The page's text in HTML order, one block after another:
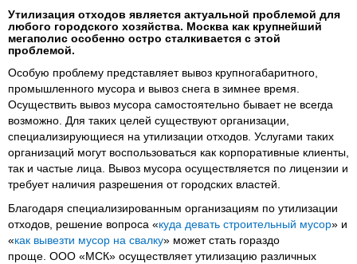
Утилизация отходов является актуальной проблемой для
любого городского хозяйства. Москва как крупнейший
мегаполис особенно остро сталкивается с этой
проблемой.
Особую проблему представляет вывоз крупногабаритного,
промышленного мусора и вывоз снега в зимнее время.
Осуществить вывоз мусора самостоятельно бывает не всегда
возможно. Для таких целей существуют организации,
специализирующиеся на утилизации отходов. Услугами таких
организаций могут воспользоваться как корпоративные клиенты,
так и частые лица. Вывоз мусора осуществляется по лицензии и
требует наличия разрешения от городских властей.
Благодаря специализированным организациям по утилизации
отходов, решение вопроса «куда девать строительный мусор» и
«как вывезти мусор на свалку» может стать гораздо
проще. ООО «МСК» осуществляет утилизацию различных